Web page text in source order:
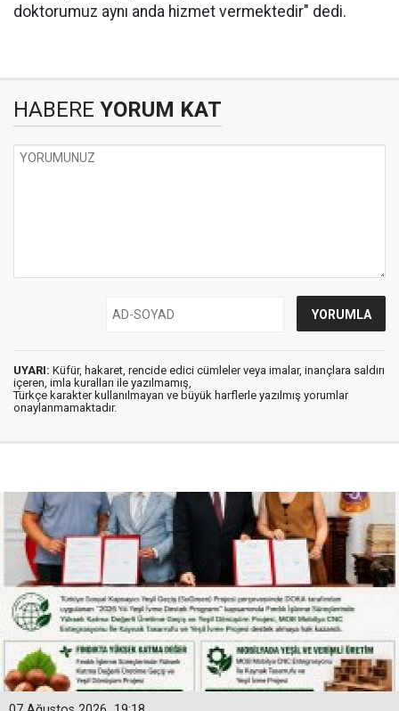
doktorumuz aynı anda hizmet vermektedir" dedi.
HABERE YORUM KAT
UYARI: Küfür, hakaret, rencide edici cümleler veya imalar, inançlara saldırı
içeren, imla kuralları ile yazılmamış,
Türkçe karakter kullanılmayan ve büyük harflerle yazılmış yorumlar
onaylanmamaktadır.